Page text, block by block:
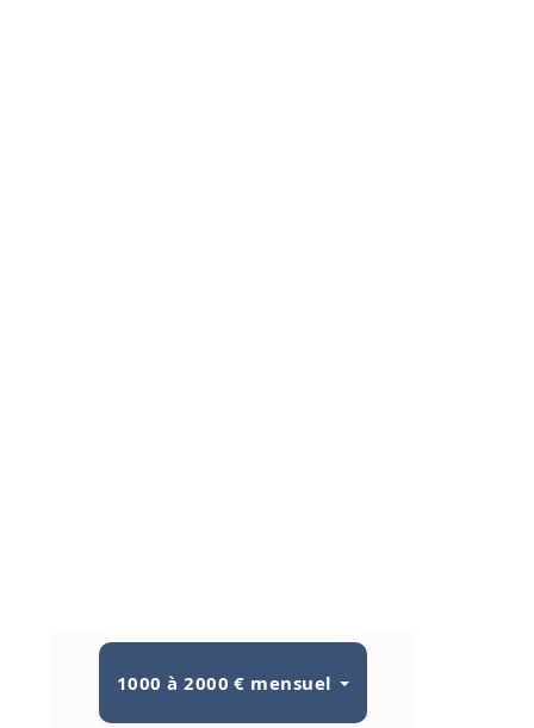
1000 à 2000 € mensuel